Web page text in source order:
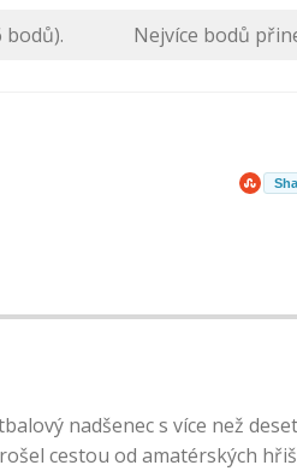
bodů).
Nejvíce bodů
nadšenec s více než
cestou od amatérských